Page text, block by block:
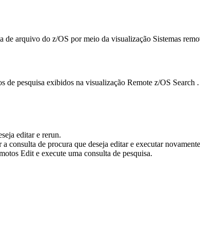
de arquivo do z/OS por meio da visualização Sistemas
de pesquisa exibidos na visualização Remote z/OS Search
editar e rerun.
consulta de procura que deseja editar e executar
Edit e execute uma consulta de pesquisa.